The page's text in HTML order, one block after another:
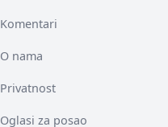
Komentari
O nama
Privatnost
Oglasi za posao